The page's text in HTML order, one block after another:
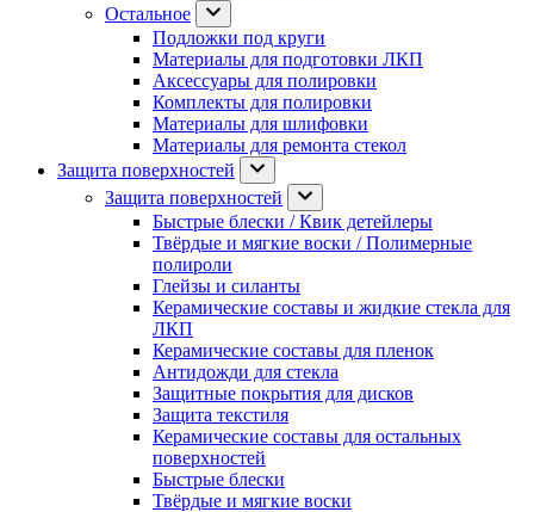
Остальное
Подложки под круги
Материалы для подготовки ЛКП
Аксессуары для полировки
Комплекты для полировки
Материалы для шлифовки
Материалы для ремонта стекол
Защита поверхностей
Защита поверхностей
Быстрые блески / Квик детейлеры
Твёрдые и мягкие воски / Полимерные
полироли
Глейзы и силанты
Керамические составы и жидкие стекла для
ЛКП
Керамические составы для пленок
Антидожди для стекла
Защитные покрытия для дисков
Защита текстиля
Керамические составы для остальных
поверхностей
Быстрые блески
Твёрдые и мягкие воски